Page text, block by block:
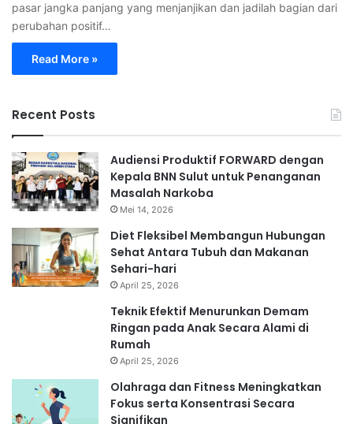
pasar jangka panjang yang menjanjikan dan jadilah bagian dari
perubahan positif…
Read More »
Recent Posts
Audiensi Produktif FORWARD dengan
Kepala BNN Sulut untuk Penanganan
Masalah Narkoba
Mei 14, 2026
Diet Fleksibel Membangun Hubungan
Sehat Antara Tubuh dan Makanan
Sehari-hari
April 25, 2026
Teknik Efektif Menurunkan Demam
Ringan pada Anak Secara Alami di
Rumah
April 25, 2026
Olahraga dan Fitness Meningkatkan
Fokus serta Konsentrasi Secara
Signifikan